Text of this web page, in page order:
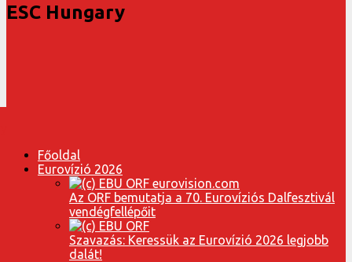
ESC Hungary
Főoldal
Eurovízió 2026
Az ORF bemutatja a 70. Eurovíziós Dalfesztivál
vendégfellépőit
Szavazás: Keressük az Eurovízió 2026 legjobb
dalát!